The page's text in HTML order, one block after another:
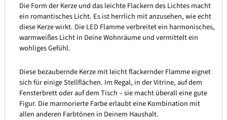
Die Form der Kerze und das leichte Flackern des Lichtes macht
ein romantisches Licht. Es ist herrlich mit anzusehen, wie echt
diese Kerze wirkt. Die LED Flamme verbreitet ein harmonisches,
warmweißes Licht in Deine Wohnräume und vermittelt ein
wohliges Gefühl.
Diese bezaubernde Kerze mit leicht flackernder Flamme eignet
sich für einige Stellflächen. Im Regal, in der Vitrine, auf dem
Fensterbrett oder auf dem Tisch – sie macht überall eine gute
Figur. Die marmorierte Farbe erlaubt eine Kombination mit
allen anderen Farbtönen in Deinem Haushalt.